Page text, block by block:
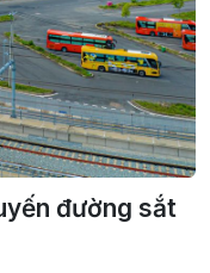
đường sắt